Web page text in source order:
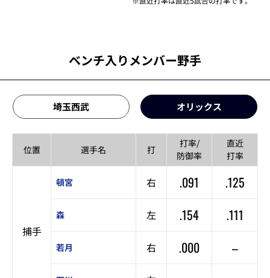
ベンチ入りメンバー野手
埼玉西武 オリックス
位置 選手名 打
打率/
防御率
直近
打率
捕手
頓宮 右 .091 .125
森 左 .154 .111
若月 右 .000 –